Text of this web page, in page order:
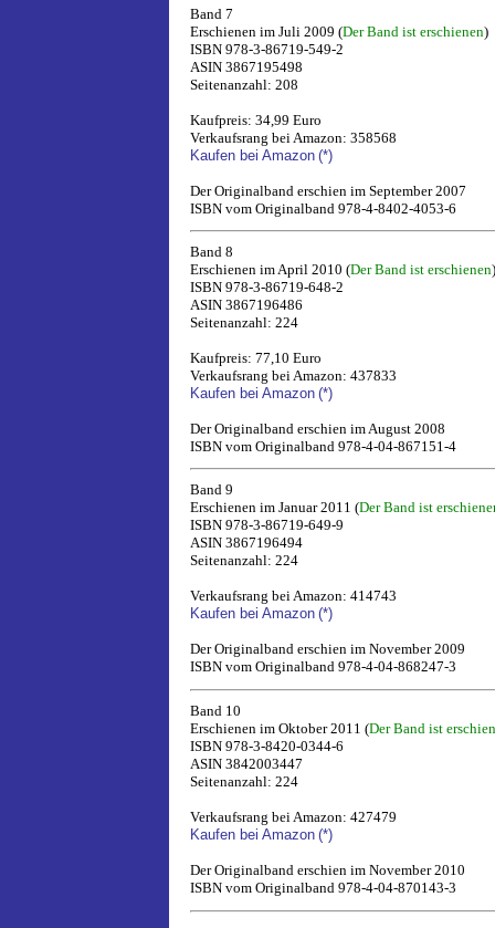
Band 7
Erschienen im Juli 2009 (Der Band ist erschienen)
ISBN 978-3-86719-549-2
ASIN 3867195498
Seitenanzahl: 208
Kaufpreis: 34,99 Euro
Verkaufsrang bei Amazon: 358568
Kaufen bei Amazon (*)
Der Originalband erschien im September 2007
ISBN vom Originalband 978-4-8402-4053-6
Band 8
Erschienen im April 2010 (Der Band ist erschienen)
ISBN 978-3-86719-648-2
ASIN 3867196486
Seitenanzahl: 224
Kaufpreis: 77,10 Euro
Verkaufsrang bei Amazon: 437833
Kaufen bei Amazon (*)
Der Originalband erschien im August 2008
ISBN vom Originalband 978-4-04-867151-4
Band 9
Erschienen im Januar 2011 (Der Band ist
ISBN 978-3-86719-649-9
ASIN 3867196494
Seitenanzahl: 224
Verkaufsrang bei Amazon: 414743
Kaufen bei Amazon (*)
Der Originalband erschien im November 2009
ISBN vom Originalband 978-4-04-868247-3
Band 10
Erschienen im Oktober 2011 (Der Band ist
ISBN 978-3-8420-0344-6
ASIN 3842003447
Seitenanzahl: 224
Verkaufsrang bei Amazon: 427479
Kaufen bei Amazon (*)
Der Originalband erschien im November 2010
ISBN vom Originalband 978-4-04-870143-3